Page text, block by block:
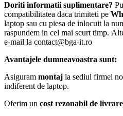
Doriti informatii suplimentare?
compatibilitatea daca trimiteti pe
laptop sau cu piesa de inlocuit la
raspundem in cel mai scurt timp.
e-mail la contact@bga-it.ro
Avantajele dumneavoastra sunt:
Asiguram montaj la sediul firmei
indiferent de laptop.
Oferim un cost rezonabil de